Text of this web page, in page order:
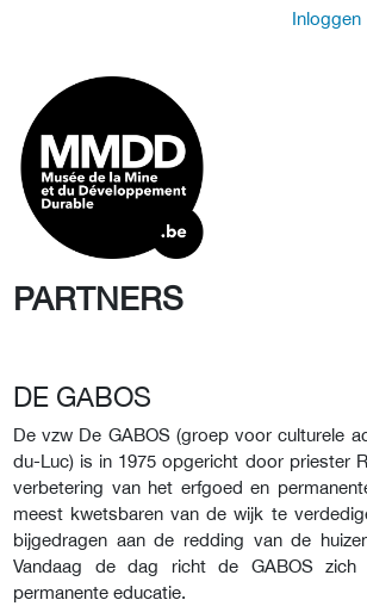
Inloggen
PARTNERS
DE GABOS
De vzw De GABOS (groep voor culturele
du-Luc) is in 1975 opgericht door priester
verbetering van het erfgoed en
meest kwetsbaren van de wijk te
bijgedragen aan de redding van de
Vandaag de dag richt de GABOS
permanente educatie.